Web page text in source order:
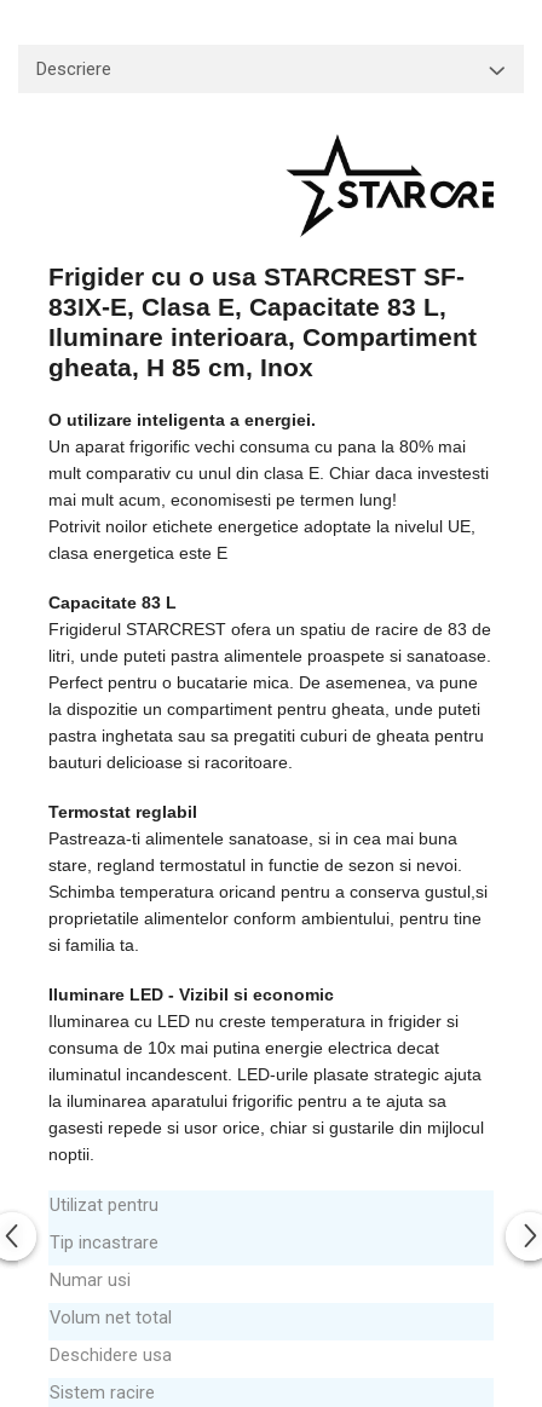
Descriere
Frigider cu o usa STARCREST SF-
83IX-E, Clasa E, Capacitate 83 L,
Iluminare interioara, Compartiment
gheata, H 85 cm, Inox
O utilizare inteligenta a energiei.
Un aparat frigorific vechi consuma cu pana la 80% mai
mult comparativ cu unul din clasa E. Chiar daca investesti
mai mult acum, economisesti pe termen lung!
Potrivit noilor etichete energetice adoptate la nivelul UE,
clasa energetica este E
Capacitate 83 L
Frigiderul STARCREST ofera un spatiu de racire de 83 de
litri, unde puteti pastra alimentele proaspete si sanatoase.
Perfect pentru o bucatarie mica. De asemenea, va pune
la dispozitie un compartiment pentru gheata, unde puteti
pastra inghetata sau sa pregatiti cuburi de gheata pentru
bauturi delicioase si racoritoare.
Termostat reglabil
Pastreaza-ti alimentele sanatoase, si in cea mai buna
stare, regland termostatul in functie de sezon si nevoi.
Schimba temperatura oricand pentru a conserva gustul,si
proprietatile alimentelor conform ambientului, pentru tine
si familia ta.
Iluminare LED - Vizibil si economic
Iluminarea cu LED nu creste temperatura in frigider si
consuma de 10x mai putina energie electrica decat
iluminatul incandescent. LED-urile plasate strategic ajuta
la iluminarea aparatului frigorific pentru a te ajuta sa
gasesti repede si usor orice, chiar si gustarile din mijlocul
noptii.
Utilizat pentru
Tip incastrare
Numar usi
Volum net total
Deschidere usa
Sistem racire